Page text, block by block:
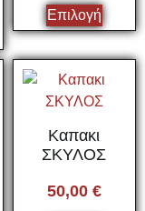
Επιλογή
Καπακι
ΣΚΥΛΟΣ
50,00 €